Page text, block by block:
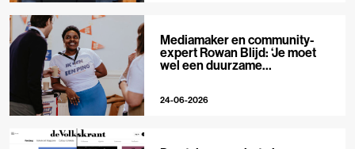
Mediamaker en community-
expert Rowan Blijd: ‘Je moet
wel een duurzame
24-06-2026